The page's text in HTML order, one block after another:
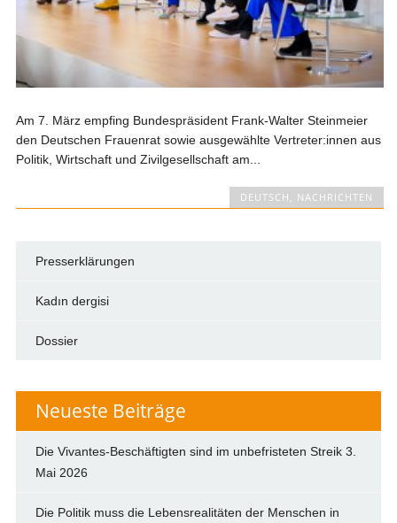
Am 7. März empfing Bundespräsident Frank-Walter Steinmeier
den Deutschen Frauenrat sowie ausgewählte Vertreter:innen aus
Politik, Wirtschaft und Zivilgesellschaft am...
DEUTSCH NACHRICHTEN
Presserklärungen
Kadın dergisi
Dossier
Neueste Beiträge
Die Vivantes-Beschäftigten sind im unbefristeten Streik 3.
Mai 2026
Die Politik muss die Lebensrealitäten der Menschen in